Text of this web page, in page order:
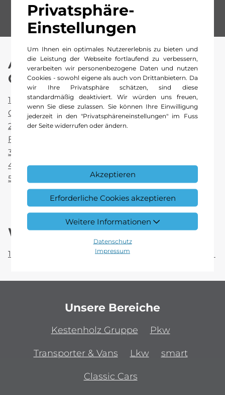
Privatsphäre-
Einstellungen
Um Ihnen ein optimales Nutzererlebnis zu bieten und
die Leistung der Webseite fortlaufend zu verbessern,
verarbeiten wir personenbezogene Daten und nutzen
Cookies - sowohl eigene als auch von Drittanbietern. Da
wir Ihre Privatsphäre schätzen, sind diese
standardmäßig deaktiviert. Wir würden uns freuen,
wenn Sie diese zulassen. Sie können Ihre Einwilligung
jederzeit in den "Privatsphäreneinstellungen" im Fuss
der Seite widerrufen oder ändern.
Akzeptieren
Erforderliche Cookies akzeptieren
Weitere Informationen
Datenschutz
Impressum
Allgemeine
Geschäftsbedingungen (AGB).
1. AGB Verkauf Gebrauchtwagen Kestenholz
GmbH
2. AGB Verkauf neuer und gebrauchter
Fahrzeugteile Kestenholz GmbH
3. AGB Service/Reparaturen Kestenholz GmbH
4. AGB Mietbedingungen Kestenholz GmbH
5. AGB Wartungspakete Kestenholz GmbH
Widerrufsbelehrung.
1. Widerrufsbelehrung Verkauf Kestenholz GmbH
Unsere Bereiche
Kestenholz Gruppe Pkw
Transporter & Vans Lkw smart
Classic Cars